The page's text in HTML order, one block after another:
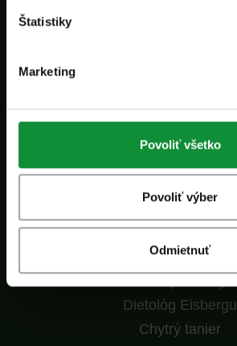
Štatistiky
Marketing
Povoliť všetko
Povoliť výber
Odmietnuť
Domov
Kvalita
Novinky
Recepty
Dietológ Eisbergu
Chytrý tanier